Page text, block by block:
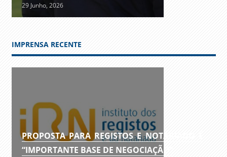
29 Junho, 2026
IMPRENSA RECENTE
PROPOSTA PARA REGISTOS E NOTARIADO É
“IMPORTANTE BASE DE NEGOCIAÇÃO”